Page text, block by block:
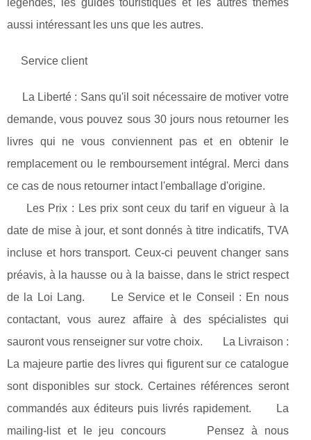
légendes, les guides touristiques et les autres thèmes
aussi intéressant les uns que les autres.
Service client
La Liberté : Sans qu'il soit nécessaire de motiver votre
demande, vous pouvez sous 30 jours nous retourner les
livres qui ne vous conviennent pas et en obtenir le
remplacement ou le remboursement intégral. Merci dans
ce cas de nous retourner intact l'emballage d'origine.
Les Prix : Les prix sont ceux du tarif en vigueur à la
date de mise à jour, et sont donnés à titre indicatifs, TVA
incluse et hors transport. Ceux-ci peuvent changer sans
préavis, à la hausse ou à la baisse, dans le strict respect
de la Loi Lang. Le Service et le Conseil : En nous
contactant, vous aurez affaire à des spécialistes qui
sauront vous renseigner sur votre choix. La Livraison :
La majeure partie des livres qui figurent sur ce catalogue
sont disponibles sur stock. Certaines références seront
commandés aux éditeurs puis livrés rapidement. La
mailing-list et le jeu concours Pensez à nous